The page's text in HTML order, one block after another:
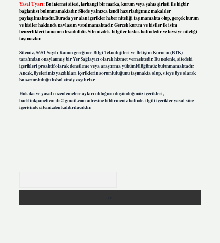
Yasal Uyarı:Bu internet sitesi, herhangi bir marka, kurum veya şahıs şirketi ile hiçbir
bağlantısı bulunmamaktadır. Sitede yalnızca kendi hazırladığımız makaleler
paylaşılmaktadır. Burada yer alan içerikler haber niteliği taşımamakta olup, gerçek kurum
ve kişiler hakkında paylaşım yapılmamaktadır. Gerçek kurum ve kişiler ile isim
benzerlikleri tamamen tesadüfidir. Sitemizdeki bilgiler taslak halindedir ve tavsiye niteliği
taşımazlar.
Sitemiz, 5651 Sayılı Kanun gereğince Bilgi Teknolojileri ve İletişim Kurumu (BTK)
tarafından onaylanmış bir Yer Sağlayıcı olarak hizmet vermektedir. Bu nedenle, sitedeki
içerikleri proaktif olarak denetleme veya araştırma yükümlülüğümüz bulunmamaktadır.
Ancak, üyelerimiz yazdıkları içeriklerin sorumluluğunu taşımakta olup, siteye üye olarak
bu sorumluluğu kabul etmiş sayılırlar.
Hukuka ve yasal düzenlemelere aykırı olduğunu düşündüğünüz içerikleri,
backlinkpanelicomtr@gmail.comadresine bildirmeniz halinde, ilgili içerikler yasal süre
içerisinde sitemizden kaldırılacaktır.